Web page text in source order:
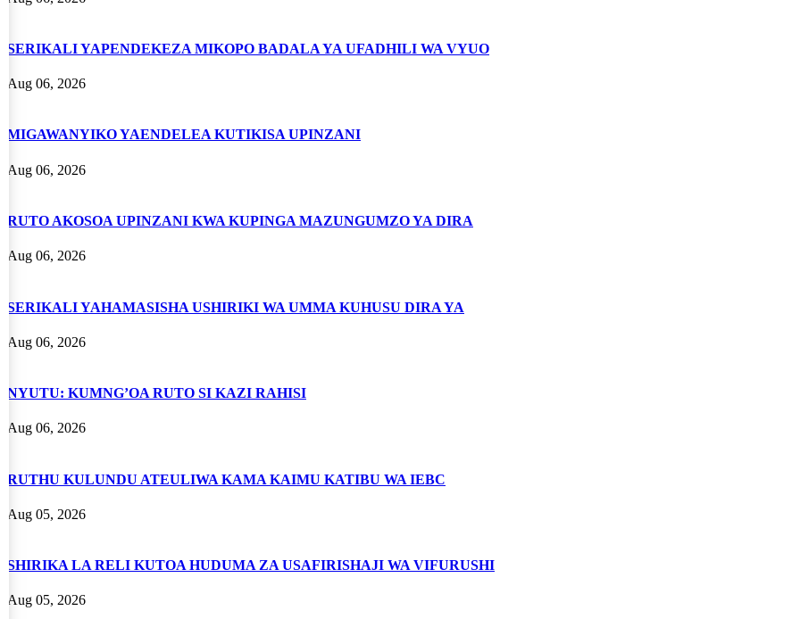
SERIKALI YAPENDEKEZA MIKOPO BADALA YA UFADHILI WA VYUO
Aug 06, 2026
MIGAWANYIKO YAENDELEA KUTIKISA UPINZANI
Aug 06, 2026
RUTO AKOSOA UPINZANI KWA KUPINGA MAZUNGUMZO YA DIRA
Aug 06, 2026
SERIKALI YAHAMASISHA USHIRIKI WA UMMA KUHUSU DIRA YA
Aug 06, 2026
NYUTU: KUMNG’OA RUTO SI KAZI RAHISI
Aug 06, 2026
RUTHU KULUNDU ATEULIWA KAMA KAIMU KATIBU WA IEBC
Aug 05, 2026
SHIRIKA LA RELI KUTOA HUDUMA ZA USAFIRISHAJI WA VIFURUSHI
Aug 05, 2026